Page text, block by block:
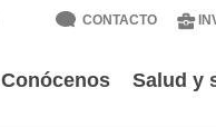
CONTACTO
Conócenos Salud y